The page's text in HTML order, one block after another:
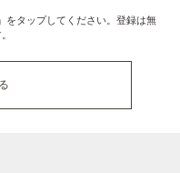
をタップしてください。登録は無